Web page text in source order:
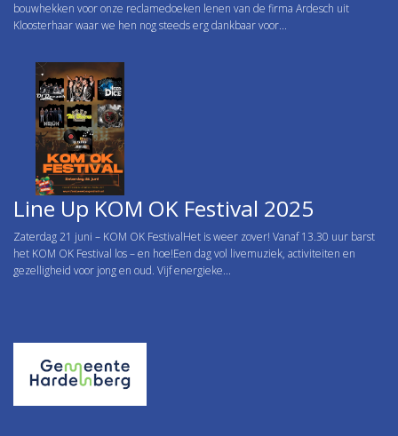
bouwhekken voor onze reclame­doeken lenen van de firma Ardesch uit
Kloosterhaar waar we hen nog steeds erg dankbaar voor...
Line Up KOM OK Festival 2025
Zaterdag 21 juni – KOM OK FestivalHet is weer zover! Vanaf 13.30 uur barst
het KOM OK Festival los – en hoe!Een dag vol livemuziek, activiteiten en
gezelligheid voor jong en oud. Vijf energieke...